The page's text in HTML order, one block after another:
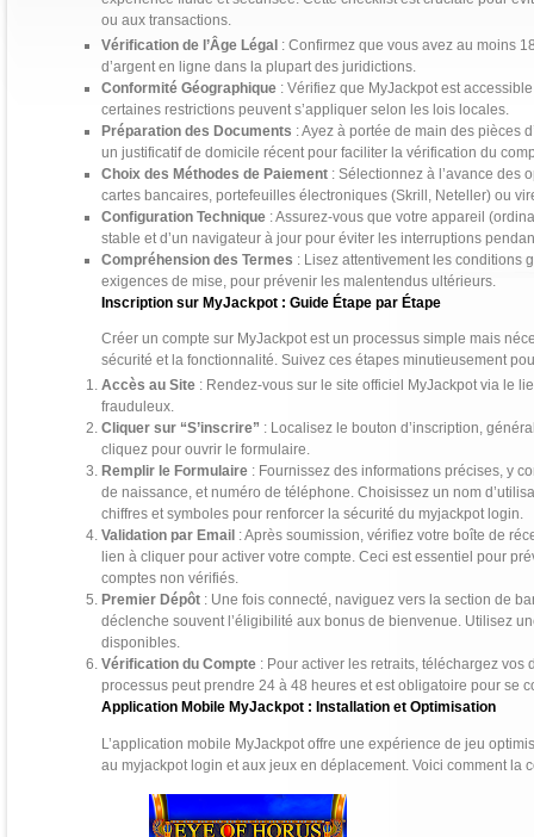
ou aux transactions.
Vérification de l’Âge Légal : Confirmez que vous avez au moins
d’argent en ligne dans la plupart des juridictions.
Conformité Géographique : Vérifiez que MyJackpot est
certaines restrictions peuvent s’appliquer selon les lois locales.
Préparation des Documents : Ayez à portée de main des pièces
un justificatif de domicile récent pour faciliter la vérification du
Choix des Méthodes de Paiement : Sélectionnez à l’avance des
cartes bancaires, portefeuilles électroniques (Skrill, Neteller) ou
Configuration Technique : Assurez-vous que votre appareil
stable et d’un navigateur à jour pour éviter les interruptions
Compréhension des Termes : Lisez attentivement les conditions
exigences de mise, pour prévenir les malentendus ultérieurs.
Inscription sur MyJackpot : Guide Étape par Étape
Créer un compte sur MyJackpot est un processus simple mais
sécurité et la fonctionnalité. Suivez ces étapes minutieusement
Accès au Site : Rendez-vous sur le site officiel MyJackpot via le
frauduleux.
Cliquer sur “S’inscrire” : Localisez le bouton d’inscription,
cliquez pour ouvrir le formulaire.
Remplir le Formulaire : Fournissez des informations précises, y
de naissance, et numéro de téléphone. Choisissez un nom
chiffres et symboles pour renforcer la sécurité du myjackpot login.
Validation par Email : Après soumission, vérifiez votre boîte de
lien à cliquer pour activer votre compte. Ceci est essentiel pour
comptes non vérifiés.
Premier Dépôt : Une fois connecté, naviguez vers la section de
déclenche souvent l’éligibilité aux bonus de bienvenue. Utilisez
disponibles.
Vérification du Compte : Pour activer les retraits, téléchargez vos
processus peut prendre 24 à 48 heures et est obligatoire pour se
Application Mobile MyJackpot : Installation et Optimisation
L’application mobile MyJackpot offre une expérience de jeu
au myjackpot login et aux jeux en déplacement. Voici comment la